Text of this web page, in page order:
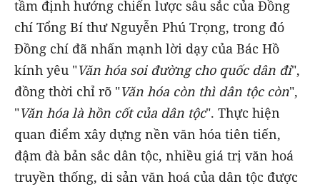
tầm định hướng chiến lược sâu sắc của Đồng
chí Tổng Bí thư Nguyễn Phú Trọng, trong đó
Đồng chí đã nhấn mạnh lời dạy của Bác Hồ
kính yêu "Văn hóa soi đường cho quốc dân đi",
đồng thời chỉ rõ "Văn hóa còn thì dân tộc còn",
"Văn hóa là hồn cốt của dân tộc". Thực hiện
quan điểm xây dựng nền văn hóa tiên tiến,
đậm đà bản sắc dân tộc, nhiều giá trị văn hoá
truyền thống, di sản văn hoá của dân tộc được